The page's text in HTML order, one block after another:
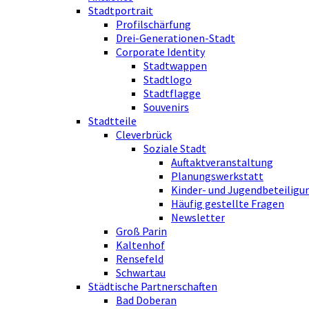
Stadtportrait
Profilschärfung
Drei-Generationen-Stadt
Corporate Identity
Stadtwappen
Stadtlogo
Stadtflagge
Souvenirs
Stadtteile
Cleverbrück
Soziale Stadt
Auftaktveranstaltung
Planungswerkstatt
Kinder- und
Häufig gestellte Fragen
Newsletter
Groß Parin
Kaltenhof
Rensefeld
Schwartau
Städtische Partnerschaften
Bad Doberan